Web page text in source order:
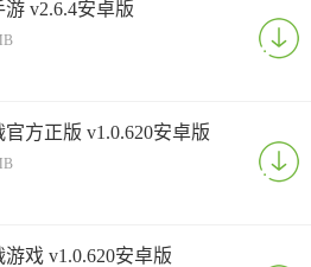
v2.6.4安卓版
方正版 v1.0.620安卓版
戏 v1.0.620安卓版